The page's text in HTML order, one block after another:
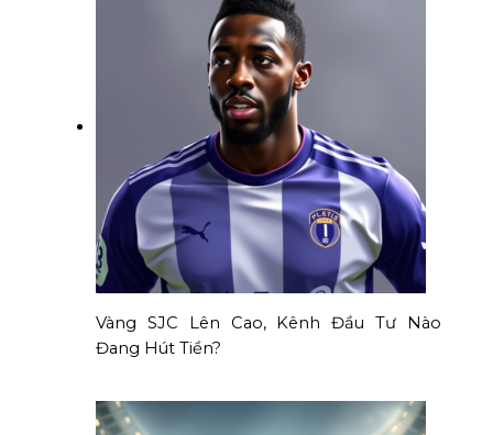
Vàng SJC Lên Cao, Kênh Đầu Tư Nào
Đang Hút Tiền?